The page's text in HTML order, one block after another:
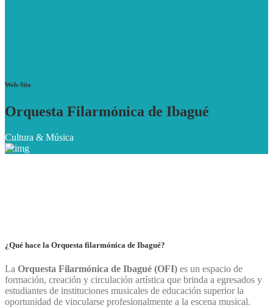
Web-Site
Orquesta Filarmónica de Ibagué
Cultura & Música
¿Qué hace la Orquesta filarmónica de Ibagué?
La Orquesta Filarmónica de Ibagué (OFI) es un espacio de
formación, creación y circulación artística que brinda a egresados y
estudiantes de instituciones musicales de educación superior la
oportunidad de vincularse profesionalmente a la escena musical.